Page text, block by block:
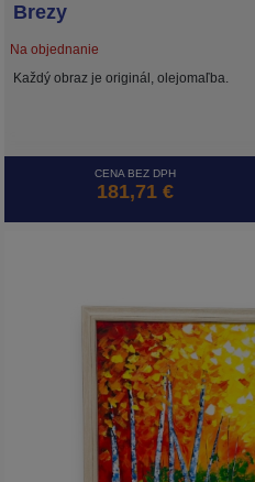
Brezy
Na objednanie
Každý obraz je originál, olejomaľba.
CENA BEZ DPH
181,71 €